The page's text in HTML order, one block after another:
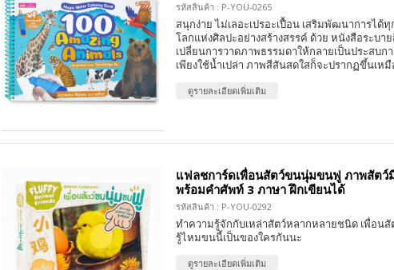
รหัสสินค้า : P-YOU-0265
สนุกง่าย ไม่เลอะเปรอะเปื้อน เสริมพัฒนาการได้
โลกแห่งศิลปะอย่างสร้างสรรค์ ด้วย หนังสือระบา
เปลี่ยนการวาดภาพธรรมดาให้กลายเป็นประสบก
เพียงใช้น้ำเปล่า ภาพสีสันสดใสก็จะปรากฏขึ้นเห
ดูรายละเอียดเพิ่มเติม
แฟลชการ์ดเพื่อนสัตว์ขนนุ่มขนฟู ภาพสัต
พร้อมคำศัพท์ 3 ภาษา ฝึกเขียนได้
รหัสสินค้า : P-YOU-0292
ทำความรู้จักกับเหล่าสัตว์หลากหลายชนิด เพื่อน
รู้ไหมขนนี้เป็นของใครกันนะ
ดูรายละเอียดเพิ่มเติม